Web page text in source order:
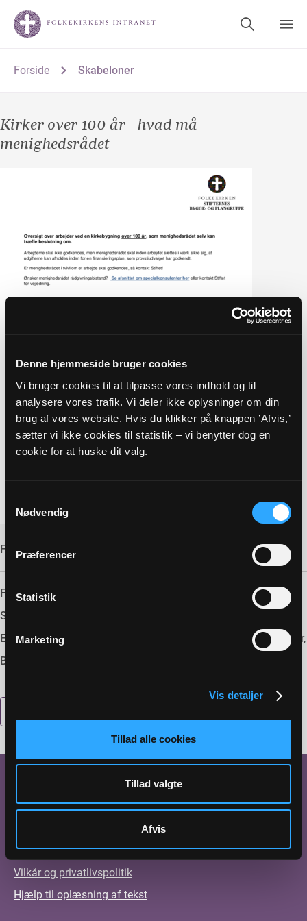
Denne hjemmeside bruger cookies
Vi bruger cookies til at tilpasse vores indhold og til
analysere vores trafik. Vi deler ikke oplysninger om din
brug af vores website. Hvis du klikker på knappen ’Afvis,’
sætter vi ikke cookies til statistik – vi benytter dog en
cookie for at huske dit valg.
Nødvendig
Præferencer
Statistik
Marketing
Vis detaljer
Tillad alle cookies
Tillad valgte
Afvis
Forside Skabeloner
Kirker over 100 år - hvad må
menighedsrådet
FILINFORMATION
Filtype:PDF
Størrelse:
Emneord:Hvem må hvad,Kirke,Kirkegård,Tjekliste ,Vejledninger,
Beskrivelse:
Job
Tilgængelighedserklæring
Vilkår og privatlivspolitik
Hjælp til oplæsning af tekst